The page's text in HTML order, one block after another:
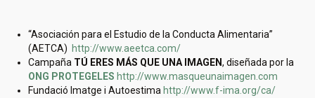
“Asociación para el Estudio de la Conducta Alimentaria”
(AETCA) http://www.aeetca.com/
Campaña TÚ ERES MÁS QUE UNA IMAGEN, diseñada por la
ONG PROTEGELES http://www.masqueunaimagen.com
Fundació Imatge i Autoestima http://www.f-ima.org/ca/